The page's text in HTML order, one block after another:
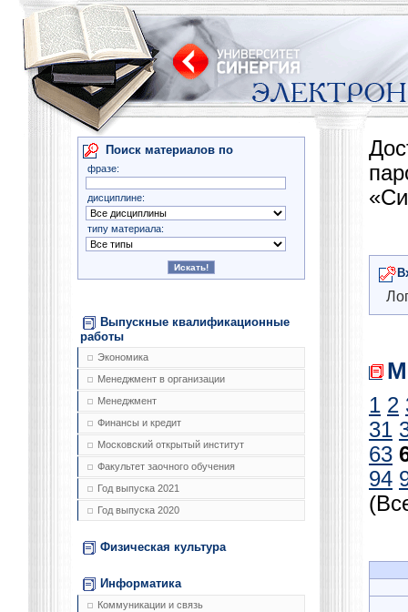
Поиск материалов по
фразе:
дисциплине:
типу материала:
Выпускные квалификационные
работы
Экономика
Менеджмент в организации
Менеджмент
Финансы и кредит
Московский открытый институт
Факультет заочного обучения
Год выпуска 2021
Год выпуска 2020
Физическая культура
Информатика
Коммуникации и связь
1 2
31
63
94